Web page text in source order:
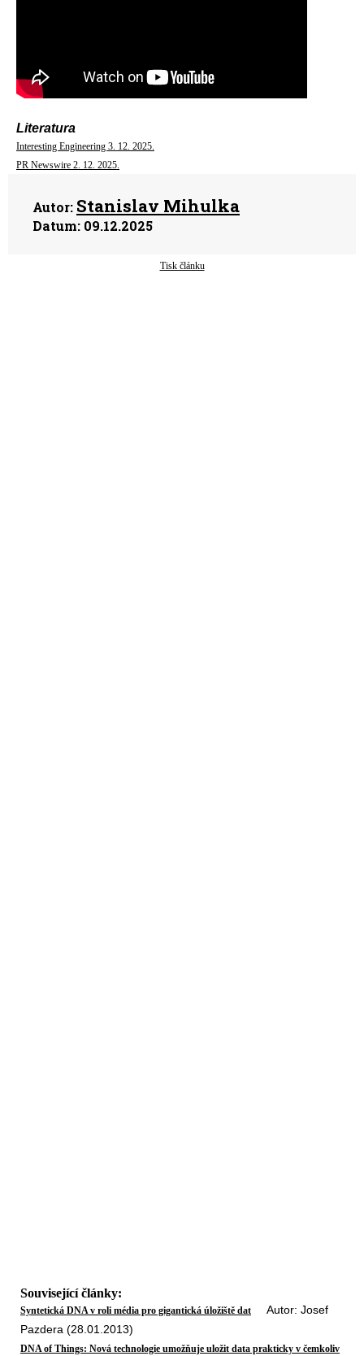
Literatura
Interesting Engineering 3. 12. 2025.
PR Newswire 2. 12. 2025.
Autor: Stanislav Mihulka
Datum: 09.12.2025
Tisk článku
Související články:
Syntetická DNA v roli média pro gigantická úložiště dat Autor: Josef
Pazdera (28.01.2013)
DNA of Things: Nová technologie umožňuje uložit data prakticky v čemkoliv